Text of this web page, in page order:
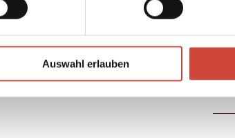
Auswahl erlauben
25
27